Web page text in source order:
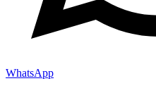
WhatsApp